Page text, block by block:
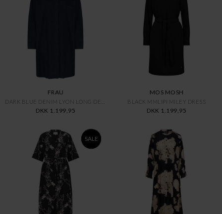
FRAU
DKK 1.199,95
MOS MOSH
BLACK MMLIPI MILEY DRESS
DKK 1.199,95
SALE